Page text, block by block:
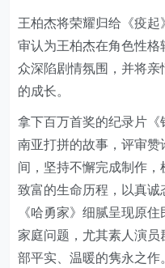
王柏杰将荣耀归给《疫
审认为王柏杰在角色性
众深陷剧情氛围，并将亲
的成长。
拿下百万首奖的纪录片
南亚打拼的故事，评审
间，坚持不懈完成制作
致富的生命历程，以真
《哈勇家》细腻呈现原
家庭问题，尤其素人演
部平实、温暖的隽永之作